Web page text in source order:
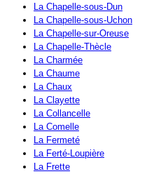
La Chapelle-sous-Dun
La Chapelle-sous-Uchon
La Chapelle-sur-Oreuse
La Chapelle-Thècle
La Charmée
La Chaume
La Chaux
La Clayette
La Collancelle
La Comelle
La Fermeté
La Ferté-Loupière
La Frette